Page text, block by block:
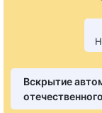
Вскрытие